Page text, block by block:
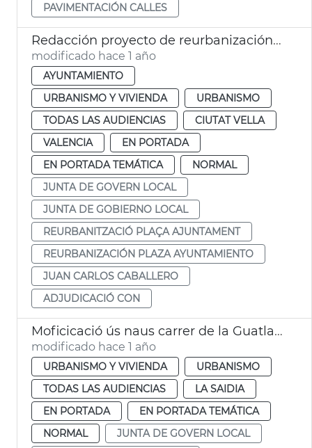
PAVIMENTACIÓN CALLES
Redacción proyecto de reurbanización plaza Ayuntamiento València
modificado hace 1 año
AYUNTAMIENTO
URBANISMO Y VIVIENDA
URBANISMO
TODAS LAS AUDIENCIAS
CIUTAT VELLA
VALENCIA
EN PORTADA
EN PORTADA TEMÁTICA
NORMAL
JUNTA DE GOVERN LOCAL
JUNTA DE GOBIERNO LOCAL
REURBANITZACIÓ PLAÇA AJUNTAMENT
REURBANIZACIÓN PLAZA AYUNTAMIENTO
JUAN CARLOS CABALLERO
ADJUDICACIÓ CON
Moficicació ús naus carrer de la Guatla de València
modificado hace 1 año
URBANISMO Y VIVIENDA
URBANISMO
TODAS LAS AUDIENCIAS
LA SAIDIA
EN PORTADA
EN PORTADA TEMÁTICA
NORMAL
JUNTA DE GOVERN LOCAL